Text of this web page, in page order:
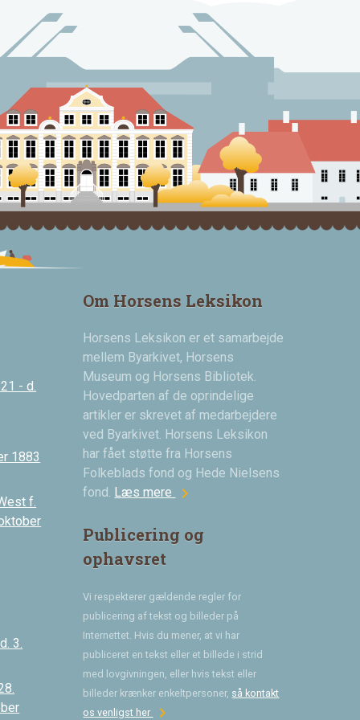
- d.
1883
f.
3.
Om Horsens Leksikon
Horsens Leksikon er et samarbejde
mellem Byarkivet, Horsens
Museum og Horsens Bibliotek.
Hovedparten af de oprindelige
artikler er skrevet af medarbejdere
ved Byarkivet. Horsens Leksikon
har fået støtte fra Horsens
Folkeblads fond og Hede Nielsens
fond. Læs mere chevron_right
Publicering og
ophavsret
Vi respekterer gældende regler for
publicering af tekst og billeder på
Internettet. Hvis du mener, at vi har
publiceret en tekst eller et billede i strid
med lovgivningen, eller hvis tekst eller
billeder krænker enkeltpersoner, så kontakt
os venligst her chevron_right